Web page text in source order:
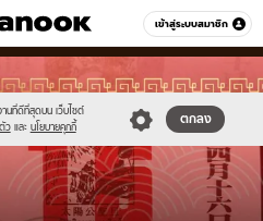
เข้าสู่ระบบสมาชิก
หมวดอื่นๆ
านที่ดีที่สุดบน เว็บไซต์
ว และ นโยบายคุกกี้
ตกลง
857372.jpg